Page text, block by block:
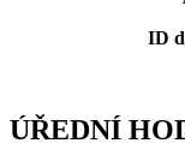
ID
ÚŘEDNÍ